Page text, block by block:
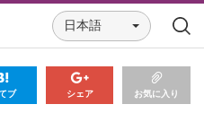
日本語
ブ シェア お気に入り